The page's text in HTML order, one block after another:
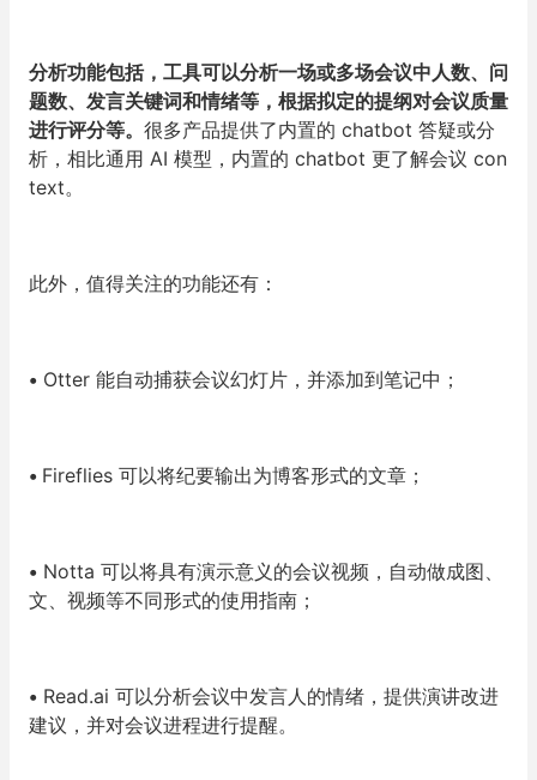
分析功能包括，工具可以分析一场或多场会议中人数、问
题数、发言关键词和情绪等，根据拟定的提纲对会议质量
进行评分等。 很多产品提供了内置的 chatbot 答疑或分
析，相比通用 AI 模型，内置的 chatbot 更了解会议 con
text。
此外，值得关注的功能还有：
• Otter 能自动捕获会议幻灯片，并添加到笔记中；
• Fireflies 可以将纪要输出为博客形式的文章；
• Notta 可以将具有演示意义的会议视频，自动做成图、
文、视频等不同形式的使用指南；
• Read.ai 可以分析会议中发言人的情绪，提供演讲改进
建议，并对会议进程进行提醒。